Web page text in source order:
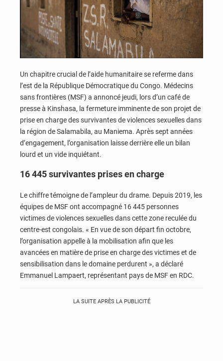
Un chapitre crucial de l’aide humanitaire se referme dans
l’est de la République Démocratique du Congo. Médecins
sans frontières (MSF) a annoncé jeudi, lors d’un café de
presse à Kinshasa, la fermeture imminente de son projet de
prise en charge des survivantes de violences sexuelles dans
la région de Salamabila, au Maniema. Après sept années
d’engagement, l’organisation laisse derrière elle un bilan
lourd et un vide inquiétant.
16 445 survivantes prises en charge
Le chiffre témoigne de l’ampleur du drame. Depuis 2019, les
équipes de MSF ont accompagné 16 445 personnes
victimes de violences sexuelles dans cette zone reculée du
centre-est congolais. « En vue de son départ fin octobre,
l’organisation appelle à la mobilisation afin que les
avancées en matière de prise en charge des victimes et de
sensibilisation dans le domaine perdurent », a déclaré
Emmanuel Lampaert, représentant pays de MSF en RDC.
LA SUITE APRÈS LA PUBLICITÉ